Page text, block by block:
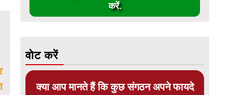
करें.
वोट करें
क्या आप मानते हैं कि कुछ संगठन अपने फायदे